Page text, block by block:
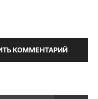
КОММЕНТАРИЙ